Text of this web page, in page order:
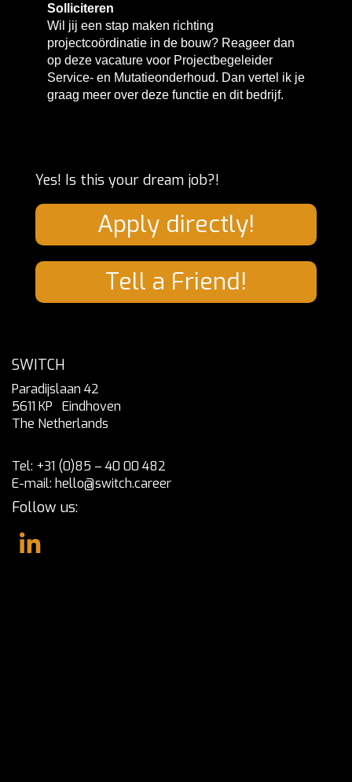
Solliciteren
Wil jij een stap maken richting
projectcoördinatie in de bouw? Reageer dan
op deze vacature voor Projectbegeleider
Service- en Mutatieonderhoud. Dan vertel ik je
graag meer over deze functie en dit bedrijf.
Yes! Is this your dream job?!
Apply directly!
Tell a Friend!
SWITCH
Paradijslaan 42
5611 KP
Eindhoven
The Netherlands
Tel: +31 (0)85 – 40 00 482
E-mail: hello@switch.career
Follow us: